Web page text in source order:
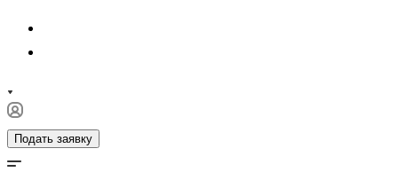
Подать заявку